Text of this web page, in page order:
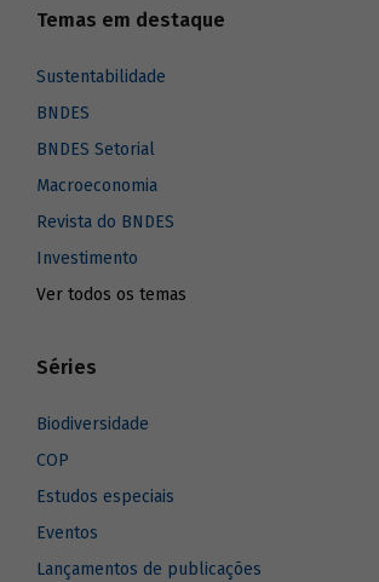
Temas em destaque
Sustentabilidade
BNDES
BNDES Setorial
Macroeconomia
Revista do BNDES
Investimento
Ver todos os temas
Séries
Biodiversidade
COP
Estudos especiais
Eventos
Lançamentos de publicações